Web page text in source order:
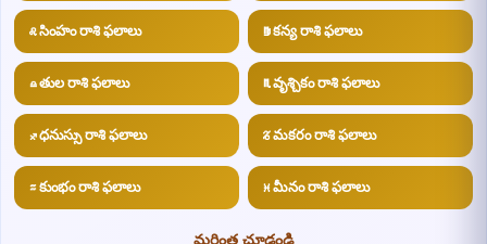
♌ సింహం రాశి ఫలాలు ♍ కన్య రాశి ఫలాలు
♎ తుల రాశి ఫలాలు ♏ వృశ్చికం రాశి ఫలాలు
♐ ధనుస్సు రాశి ఫలాలు ♑ మకరం రాశి ఫలాలు
♒ కుంభం రాశి ఫలాలు ♓ మీనం రాశి ఫలాలు
మరింత చూడండి